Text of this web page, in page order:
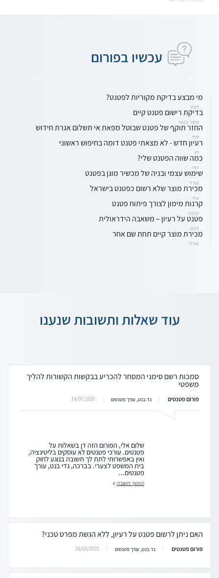
עכשיו בפורום
מי מבצע בדיקת מקוריות לפטנט?
דורון
בדיקת רישום פטנט קיים
סמיר נפאר
החזר תוקף של פטנט שבוטל מפאת אי תשלום אגרת חידוש
לילי
רעיון חדש - לא מצאתי פטנט דומה בחיפוש ראשוני
לין
כמה שווה הפטנט שלי?
דורי
שימוש עצמי ובניה של מכשיר מוגן בפטנט
עודד
מכירת מוצר שלא רשום כפטנט בישראל
עדי
קרנות מימון לצורך פיתוח פטנט
יפתח
פטנט על רעיון – משאבה הידראולית
דניס
מכירת מוצר קיים תחת שם אחר
שירלי
עוד שאלות ותשובות שנענו
סמכות רשם סימני המסחר להכריע בבקשות הקשורות להליך
משפטי
פורום פטנטים גד בנט, עורך פטנטים 14/07/2020
שלום אלי, הפורום הזה דן בשאלות על
פטנטים. עורכי פטנטים לא עוסקים בליטיגציה,
ואין באפשרותי לתת לך תשובה בנוגע לחוק
בית המשפט לצערי. בברכה, גדי בנט, עורך
פטנטים...
המשך תשובה
האם ניתן לרשום פטנט על רעיון, ללא הגשת מפרט טכני?
פורום פטנטים גד בנט, עורך פטנטים 26/03/2025